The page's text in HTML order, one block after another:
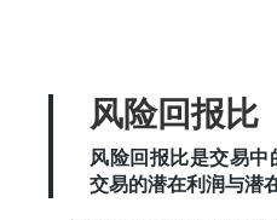
风险回报比
风险回报比是交易
交易的潜在利润与潜